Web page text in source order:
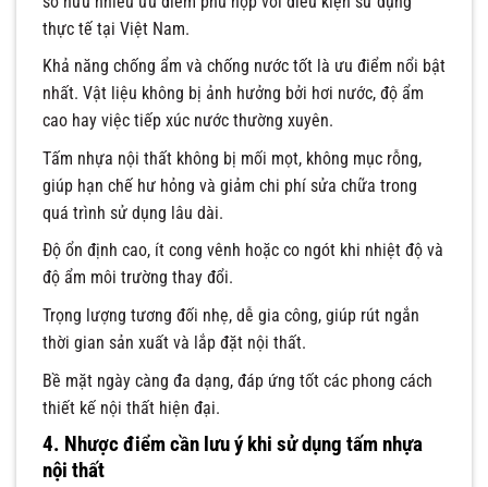
thực tế tại Việt Nam.
Khả năng chống ẩm và chống nước tốt là ưu điểm nổi bật
nhất. Vật liệu không bị ảnh hưởng bởi hơi nước, độ ẩm
cao hay việc tiếp xúc nước thường xuyên.
Tấm nhựa nội thất không bị mối mọt, không mục rỗng,
giúp hạn chế hư hỏng và giảm chi phí sửa chữa trong
quá trình sử dụng lâu dài.
Độ ổn định cao, ít cong vênh hoặc co ngót khi nhiệt độ và
độ ẩm môi trường thay đổi.
Trọng lượng tương đối nhẹ, dễ gia công, giúp rút ngắn
thời gian sản xuất và lắp đặt nội thất.
Bề mặt ngày càng đa dạng, đáp ứng tốt các phong cách
thiết kế nội thất hiện đại.
4. Nhược điểm cần lưu ý khi sử dụng tấm nhựa
nội thất